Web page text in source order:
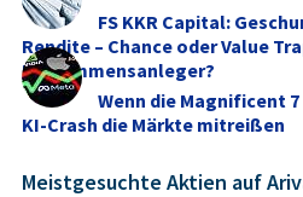
FS KKR Capital:
Rendite – Chance oder Value
Einkommensanleger?
Wenn die Magnificent
KI-Crash die Märkte mitreißen
Meistgesuchte Aktien auf